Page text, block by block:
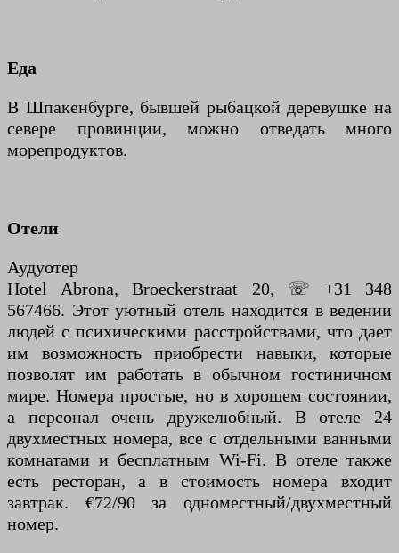
Еда
В Шпакенбурге, бывшей рыбацкой деревушке на
севере провинции, можно отведать много
морепродуктов.
Отели
Аудуотер
Hotel Abrona, Broeckerstraat 20, ☏ +31 348
567466. Этот уютный отель находится в ведении
людей с психическими расстройствами, что дает
им возможность приобрести навыки, которые
позволят им работать в обычном гостиничном
мире. Номера простые, но в хорошем состоянии,
а персонал очень дружелюбный. В отеле 24
двухместных номера, все с отдельными ванными
комнатами и бесплатным Wi-Fi. В отеле также
есть ресторан, а в стоимость номера входит
завтрак. €72/90 за одноместный/двухместный
номер.